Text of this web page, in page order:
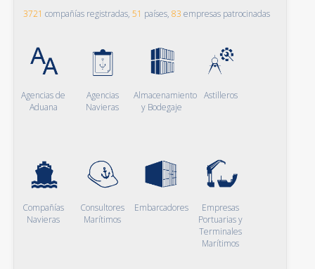
3721 compañías registradas, 51 países, 83 empresas patrocinadas
Agencias de
Aduana
Agencias
Navieras
Almacenamiento
y Bodegaje
Astilleros
Compañías
Navieras
Consultores
Marítimos
Embarcadores
Empresas
Portuarias y
Terminales
Marítimos